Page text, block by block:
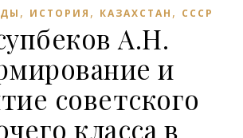
, ИСТОРИЯ , КАЗАХСТАН , СССР
А.Н.
и
советского
класса в